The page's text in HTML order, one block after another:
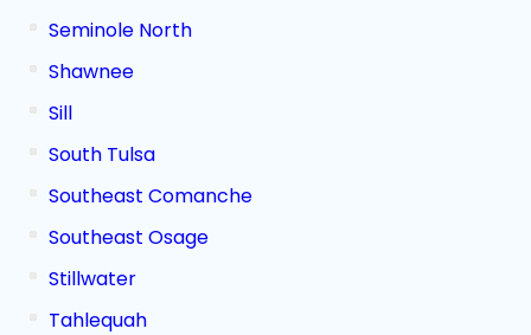
Seminole North
Shawnee
Sill
South Tulsa
Southeast Comanche
Southeast Osage
Stillwater
Tahlequah